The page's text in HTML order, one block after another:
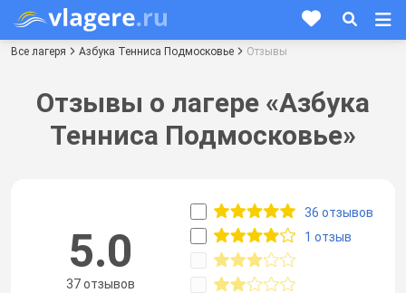
Все лагеря Азбука Тенниса Подмосковье Отзывы
Отзывы о лагере «Азбука
Тенниса Подмосковье»
5.0
37 отзывов
36 отзывов
1 отзыв